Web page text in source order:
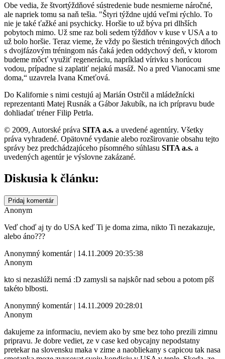
Obe vedia, že štvortýždňové sústredenie bude nesmierne náročné,
ale napriek tomu sa naň tešia. "Štyri týždne ujdú veľmi rýchlo. To
nie je také ťažké ani psychicky. Horšie to už býva pri dlhších
pobytoch mimo. Už sme raz boli sedem týždňov v kuse v USA a to
už bolo horšie. Teraz vieme, že vždy po šiestich tréningových dňoch
s dvojfázovým tréningom nás čaká jeden oddychový deň, v ktorom
budeme môcť využiť regeneráciu, napríklad vírivku s horúcou
vodou, prípadne si zaplatiť nejakú masáž. No a pred Vianocami sme
doma,“ uzavrela Ivana Kmeťová.
Do Kalifornie s nimi cestujú aj Marián Ostrčil a mládežnícki
reprezentanti Matej Rusnák a Gábor Jakubík, na ich prípravu bude
dohliadať tréner Filip Petrla.
© 2009, Autorské práva SITA a.s. a uvedené agentúry. Všetky
práva vyhradené. Opätovné vydanie alebo rozširovanie obsahu tejto
správy bez predchádzajúceho písomného súhlasu SITA a.s. a
uvedených agentúr je výslovne zakázané.
Diskusia k článku:
Pridaj komentár
Anonym
Veď choď aj ty do USA keď Ti je doma zima, nikto Ti nezakazuje,
alebo áno???
Anonymný komentár | 14.11.2009 20:35:38
Anonym
kto si nezaslúži nemá :D zamysli sa najskôr nad sebou a potom píš
takéto blbosti.
Anonymný komentár | 14.11.2009 20:28:01
Anonym
dakujeme za informaciu, neviem ako by sme bez toho prezili zimnu
pripravu. Je dobre vediet, ze v case ked obycajny nepodstatny
pretekar na slovensku maka v zime a naobliekany s capicou tak nasa